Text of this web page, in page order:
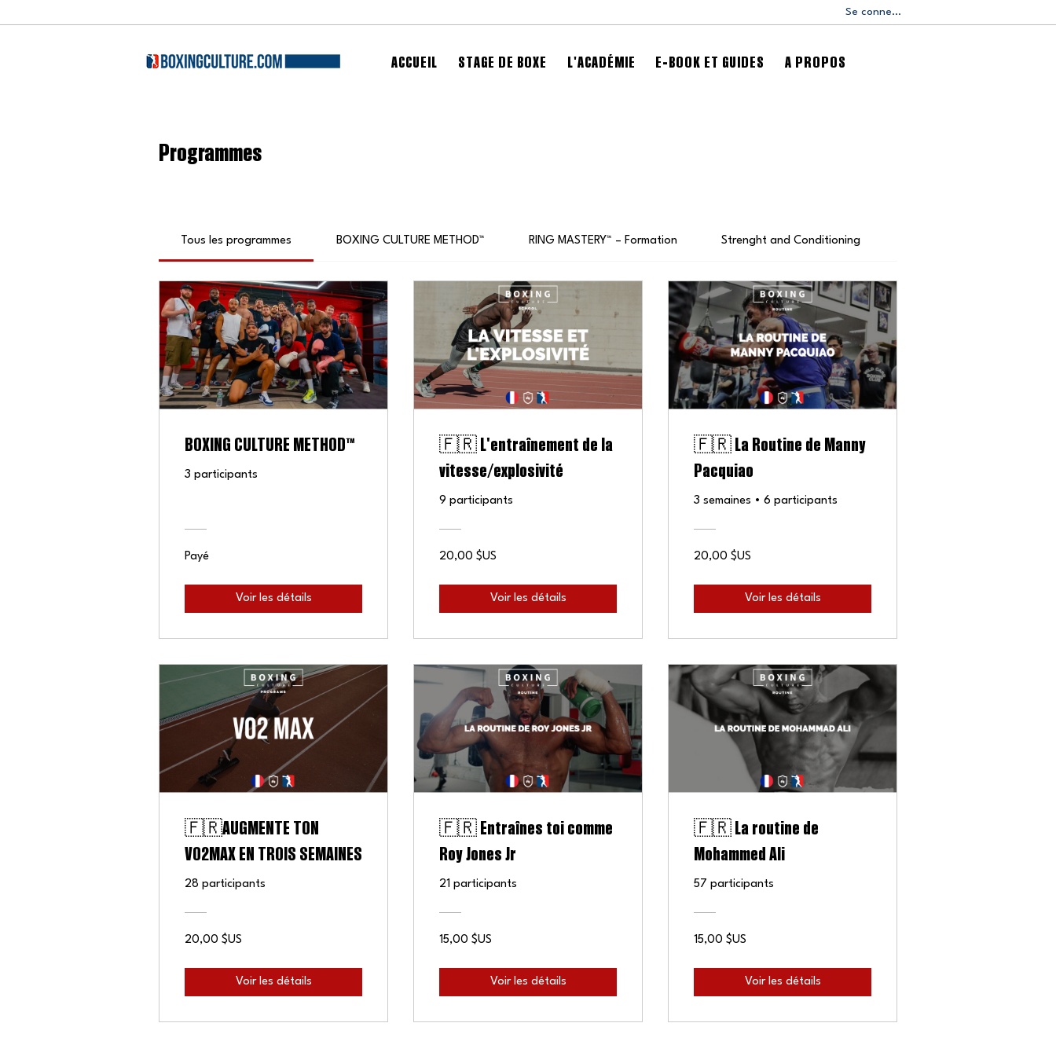
Se connecter
ACCUEIL STAGE DE BOXE L'ACADÉMIE E-BOOK ET GUIDES A PROPOS
Programmes
Tous les programmes ⁠BOXING CULTURE METHOD™️ RING MASTERY™ – Formation Strenght and Conditioning
⁠BOXING CULTURE METHOD™️
3 participants
Payé
Voir les détails
🇫🇷 L'entraînement de la
vitesse/explosivité
9 participants
20,00 $US
Voir les détails
🇫🇷 La Routine de Manny
Pacquiao
3 semaines • 6 participants
20,00 $US
Voir les détails
🇫🇷AUGMENTE TON
VO2MAX EN TROIS SEMAINES
28 participants
20,00 $US
Voir les détails
🇫🇷 Entraînes toi comme
Roy Jones Jr
21 participants
15,00 $US
Voir les détails
🇫🇷 La routine de
Mohammed Ali
57 participants
15,00 $US
Voir les détails